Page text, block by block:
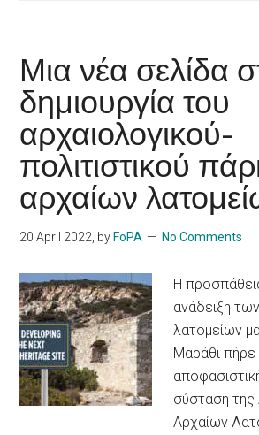
Μια νέα σελίδα
δημιουργία του
αρχαιολογικού-
πολιτιστικού
αρχαίων
20 April 2022, by FoPA No Comments
Η
ανάδειξη
λατομείων
Μαράθι
σύσταση
Αρχαίων